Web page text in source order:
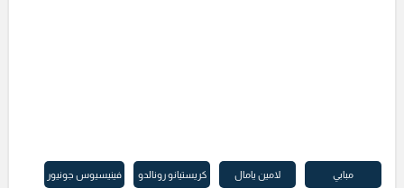
مبابي لامين يامال كريستيانو رونالدو فينيسيوس جونيور